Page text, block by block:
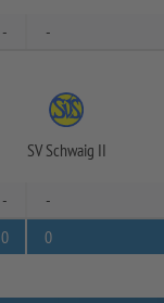
- -
SV Schwaig II
-
-
0 0